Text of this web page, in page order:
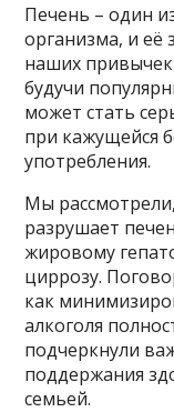
Печень – один
организма, и её
наших привычек
будучи
может стать
при кажущейся
употребления.
Мы
разрушает
жировому
циррозу.
как
алкоголя
подчеркнули
поддержания
семьей.